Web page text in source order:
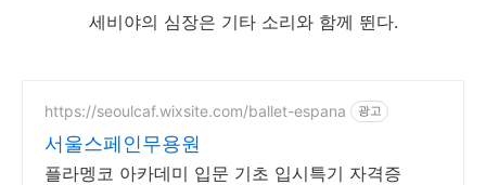
세비야의 심장은 기타 소리와 함께 뛴다.
https://seoulcaf.wixsite.com/ballet-espana 광고
서울스페인무용원
플라멩코 아카데미 입문 기초 입시특기 자격증